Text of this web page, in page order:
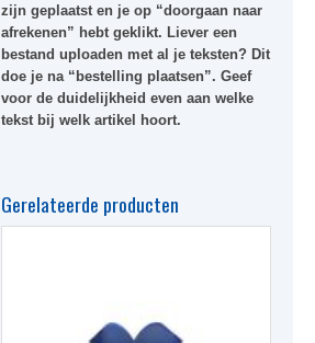
zijn geplaatst en je op “doorgaan naar
afrekenen” hebt geklikt. Liever een
bestand uploaden met al je teksten? Dit
doe je na “bestelling plaatsen”. Geef
voor de duidelijkheid even aan welke
tekst bij welk artikel hoort.
Gerelateerde producten